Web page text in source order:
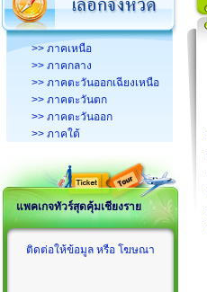
>> ภาคเหนือ
>> ภาคกลาง
>> ภาคตะวันออกเฉียงเหนือ
>> ภาคตะวันตก
>> ภาคตะวันออก
>> ภาคใต้
แพคเกจทัวร์สุดคุ้มเชียงราย
ติดต่อให้ข้อมูล หรือ โฆษณา